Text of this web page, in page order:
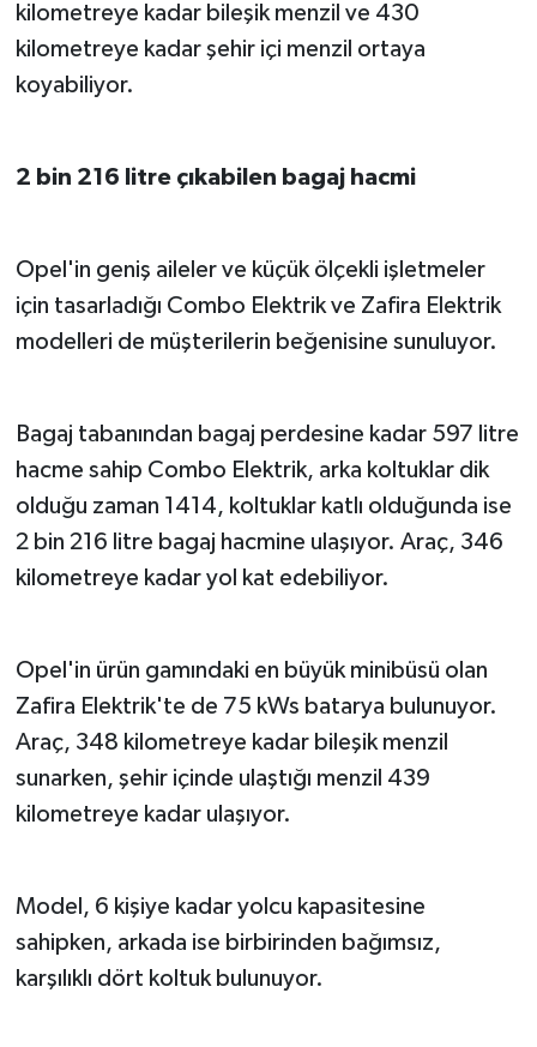
kilometreye kadar bileşik menzil ve 430
kilometreye kadar şehir içi menzil ortaya
koyabiliyor.
2 bin 216 litre çıkabilen bagaj hacmi
Opel'in geniş aileler ve küçük ölçekli işletmeler
için tasarladığı Combo Elektrik ve Zafira Elektrik
modelleri de müşterilerin beğenisine sunuluyor.
Bagaj tabanından bagaj perdesine kadar 597 litre
hacme sahip Combo Elektrik, arka koltuklar dik
olduğu zaman 1414, koltuklar katlı olduğunda ise
2 bin 216 litre bagaj hacmine ulaşıyor. Araç, 346
kilometreye kadar yol kat edebiliyor.
Opel'in ürün gamındaki en büyük minibüsü olan
Zafira Elektrik'te de 75 kWs batarya bulunuyor.
Araç, 348 kilometreye kadar bileşik menzil
sunarken, şehir içinde ulaştığı menzil 439
kilometreye kadar ulaşıyor.
Model, 6 kişiye kadar yolcu kapasitesine
sahipken, arkada ise birbirinden bağımsız,
karşılıklı dört koltuk bulunuyor.